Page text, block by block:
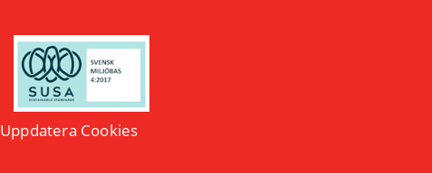
Uppdatera Cookies